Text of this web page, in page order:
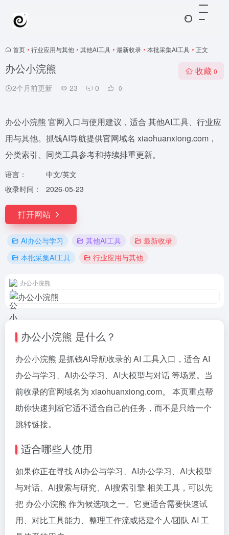
首页 • 行业应用与其他 • 其他AI工具 • 最新收录 • 本批采集AI工具 • 正文
办公小浣熊
2个月前更新 23 0 0
收藏 0
办公小浣熊 官网入口与使用建议，适合 其他AI工具、行业应
用与其他。抓钱AI导航提供官网域名 xiaohuanxiong.com，
分类索引、同类工具参考和持续排重更新。
语言：
中文/英文
收录时间：
2026-05-23
打开网站
AI办公与学习 其他AI工具
最新收录
本批采集AI工具
行业应用与其他
办公小浣熊
办公小浣熊 是什么？
办公小浣熊 是抓钱AI导航收录的 AI 工具入口，适合 AI
办公与学习、AI办公学习、AI大模型与对话 等场景。当
前收录的官网域名为 xiaohuanxiong.com。 本页重点帮
助你快速判断它适不适合自己的任务，而不是只给一个
跳转链接。
适合哪些人使用
如果你正在寻找 AI办公与学习、AI办公学习、AI大模型
与对话、AI搜索与研究、AI搜索引擎 相关工具，可以先
把 办公小浣熊 作为候选项之一。它更适合需要快速试
用、对比工具能力、整理工作流或搭建个人/团队 AI 工